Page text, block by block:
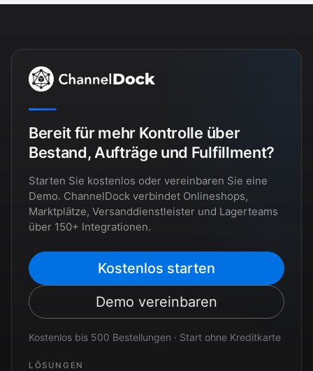
Bereit für mehr Kontrolle über
Bestand, Aufträge und Fulfillment?
Starten Sie kostenlos oder vereinbaren Sie eine
Demo. ChannelDock verbindet Onlineshops,
Marktplätze, Versanddienstleister und Lagerteams
über 150+ Integrationen.
Kostenlos starten
Demo vereinbaren
Kostenlos bis 500 Bestellungen · Start ohne Kreditkarte
LÖSUNGEN